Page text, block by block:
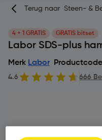
Terug naar Steen- &
4 + 1 GRATIS GRATIS bitset
Labor SDS-plus
Merk Labor
4.6 666